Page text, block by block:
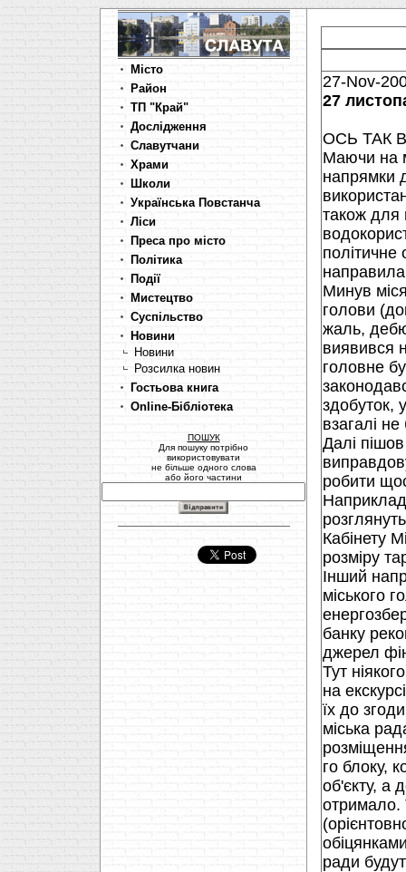
Місто
Район
ТП "Край"
Дослідження
Славутчани
Храми
Школи
Українська Повстанча
Ліси
Преса про місто
Політика
Події
Мистецтво
Суспільство
Новини
Новини
Розсилка новин
Гостьова книга
Online-Бібліотека
ПОШУК
Для пошуку потрібно
використовувати
не більше одного слова
або його частини
27-Nov-
27
ОСЬ ТАК
Маючи на
напрямки
також для
полiтичне
Минув
голови
жаль,
виявився
головне
здобуток,
взагалi
Далi пiшов
робити
Кабiнету
розмiру
Iнший
мiського
банку
джерел
Тут
на
їх до
мiська
го блоку,
об'єкту, а
отримало.
ради